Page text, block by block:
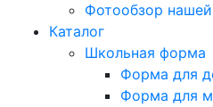
Фотообзор
Каталог
Школьная форма
Форма для
Форма для